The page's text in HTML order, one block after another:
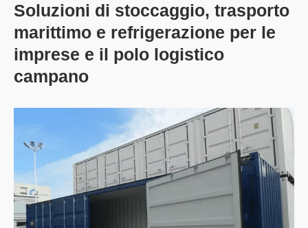
Soluzioni di stoccaggio, trasporto
marittimo e refrigerazione per le
imprese e il polo logistico
campano